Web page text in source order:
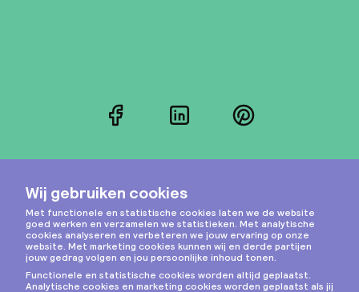
FacebookLinkedInPinterest
Instagram